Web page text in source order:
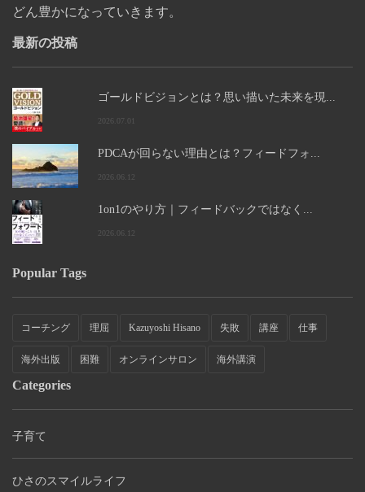
どん豊かになっていきます。
最新の投稿
ゴールドビジョンとは？思い描いた未来を現...
2026.07.01
PDCAが回らない理由とは？フィードフォ...
2026.06.12
1on1のやり方｜フィードバックではなく...
2026.06.12
Popular Tags
コーチング 理屈 Kazuyoshi Hisano 失敗 講座 仕事
海外出版 困難 オンラインサロン 海外講演
Categories
子育て
ひさのスマイルライフ